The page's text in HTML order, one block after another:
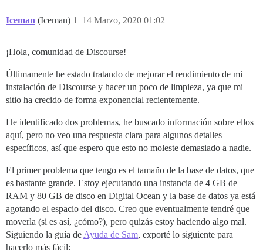
Iceman (Iceman) 14 Marzo, 2020 01:02
1
¡Hola, comunidad de Discourse!
Últimamente he estado tratando de mejorar el rendimiento de mi
instalación de Discourse y hacer un poco de limpieza, ya que mi
sitio ha crecido de forma exponencial recientemente.
He identificado dos problemas, he buscado información sobre ellos
aquí, pero no veo una respuesta clara para algunos detalles
específicos, así que espero que esto no moleste demasiado a nadie.
El primer problema que tengo es el tamaño de la base de datos, que
es bastante grande. Estoy ejecutando una instancia de 4 GB de
RAM y 80 GB de disco en Digital Ocean y la base de datos ya está
agotando el espacio del disco. Creo que eventualmente tendré que
moverla (si es así, ¿cómo?), pero quizás estoy haciendo algo mal.
Siguiendo la guía de Ayuda de Sam, exporté lo siguiente para
hacerlo más fácil: